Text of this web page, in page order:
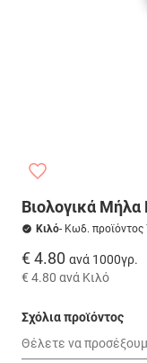
Βιολογικά Μήλα
Κιλό- Κωδ.
€ 4.80 ανά 1000γρ.
€ 4.80 ανά Κιλό
Σχόλια προϊόντος